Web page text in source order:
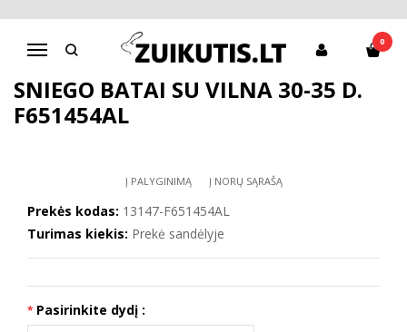
Navigacija
0
Pagrindinis Batai berniukui
D.D.Step batai berniukams
Sniego batai su vilna 30-35 d. F651454AL
SNIEGO BATAI SU VILNA 30-35 D.
F651454AL
Į PALYGINIMĄ Į NORŲ SĄRAŠĄ
Prekės kodas: 13147-F651454AL
Turimas kiekis: Prekė sandėlyje
Pasirinkite dydį :